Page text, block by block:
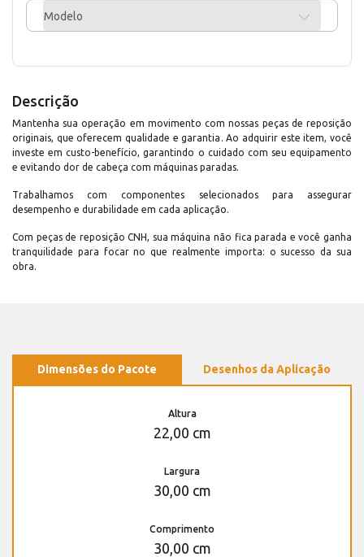
Modelo
Descrição
Mantenha sua operação em movimento com nossas peças de reposição
originais, que oferecem qualidade e garantia. Ao adquirir este item, você
investe em custo-benefício, garantindo o cuidado com seu equipamento
e evitando dor de cabeça com máquinas paradas.
Trabalhamos com componentes selecionados para assegurar
desempenho e durabilidade em cada aplicação.
Com peças de reposição CNH, sua máquina não fica parada e você ganha
tranquilidade para focar no que realmente importa: o sucesso da sua
obra.
Dimensões do Pacote Desenhos da Aplicação
Altura
22,00 cm
Largura
30,00 cm
Comprimento
30,00 cm